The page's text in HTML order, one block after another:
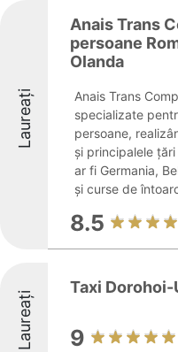
Laureați
Anais Trans
persoane
Olanda
Anais Trans
specializate
persoane,
și principalele
ar fi Germania,
și curse de
8.5
Laureați
Taxi Dorohoi-
9